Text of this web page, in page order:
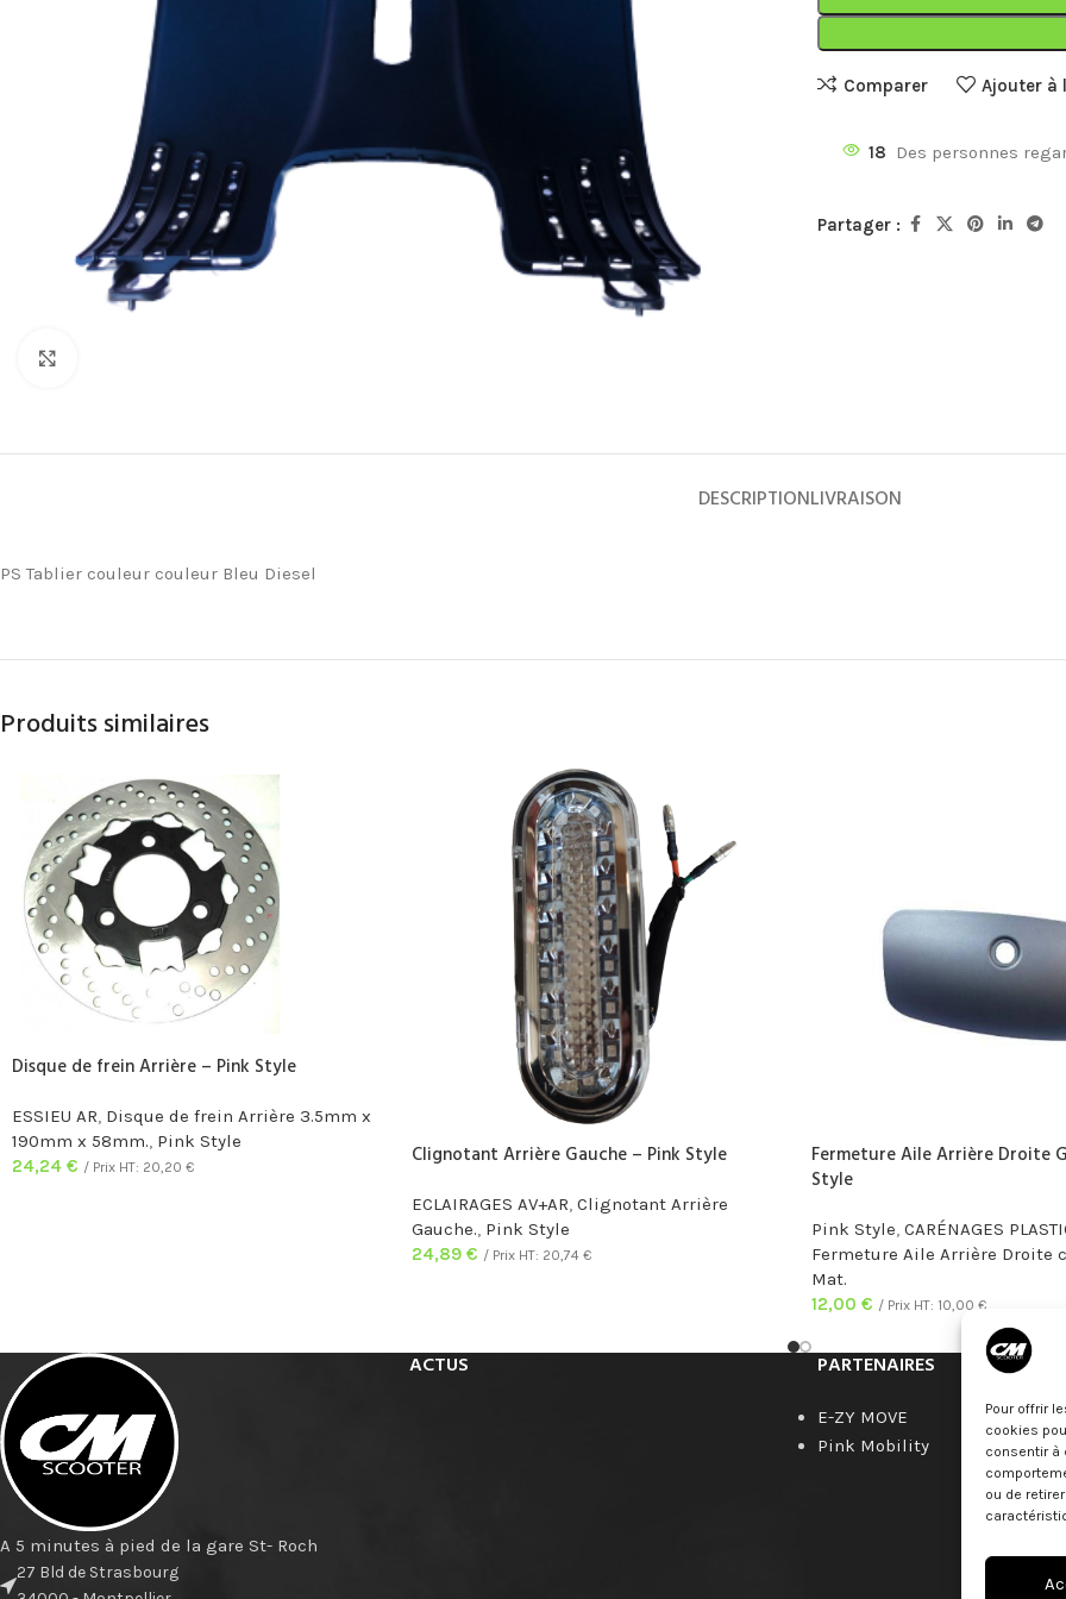
Pour offrir
cookies
consentir à
ou de
Comparer Ajouter à
18 Des personnes
Partager :
DESCRIPTIONLIVRAISON
PS Tablier couleur couleur Bleu Diesel
Produits similaires
Disque de frein Arrière – Pink Style
ESSIEU AR, Disque de frein Arrière 3.5mm x
190mm x 58mm., Pink Style
24,24 € / Prix HT: 20,20 € Clignotant Arrière Gauche – Pink Style
ECLAIRAGES AV+AR, Clignotant Arrière
Gauche., Pink Style
24,89 € / Prix HT: 20,74 €
Fermeture Aile Arrière Droite
Style
Pink Style, CARÉNAGES
Fermeture Aile Arrière Droite
Mat.
12,00 € / Prix HT: 10,00 €
A 5 minutes à pied de la gare St- Roch
27 Bld de Strasbourg
ACTUS PARTENAIRES
E-ZY MOVE
Pink Mobility